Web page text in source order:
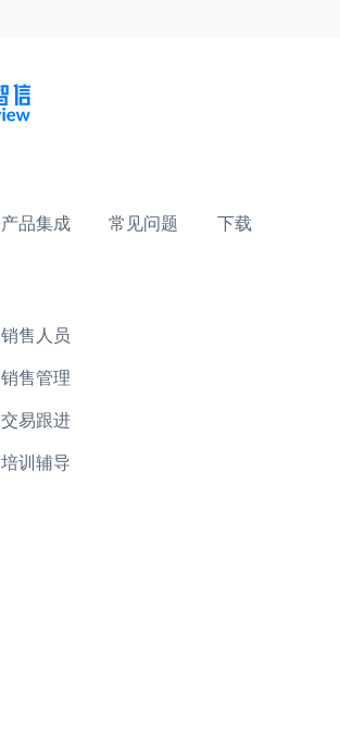
产品集成 常见问题 下载
销售人员
销售管理
交易跟进
培训辅导